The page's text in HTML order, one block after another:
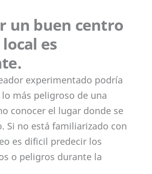
un buen centro
es
experimentado podría
más peligroso de una
conocer el lugar donde se
Si no está familiarizado con
es dificil predecir los
o peligros durante la